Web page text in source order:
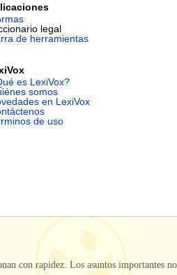
legal
de herramientas
es LexiVox?
somos
en LexiVox
de uso
con rapidez. Los asuntos importantes